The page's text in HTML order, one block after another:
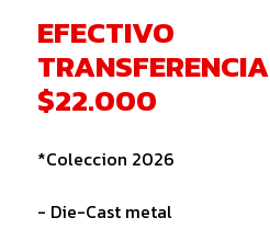
EFECTIVO
TRANSFERENCIA
$22.000
*Coleccion 2026
- Die-Cast metal